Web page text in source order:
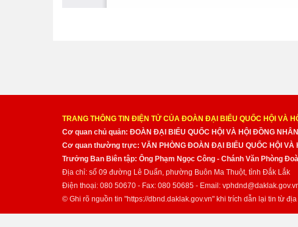
TRANG THÔNG TIN ĐIỆN TỬ CỦA ĐOÀN ĐẠI BIỂU QUỐC HỘI VÀ
Cơ quan chủ quản: ĐOÀN ĐẠI BIỂU QUỐC HỘI VÀ HỘI ĐỒNG
Cơ quan thường trực: VĂN PHÒNG ĐOÀN ĐẠI BIỂU QUỐC HỘI VÀ
Trưởng Ban Biên tập: Ông Phạm Ngọc Công - Chánh Văn Phòng
Địa chỉ: số 09 đường Lê Duẩn, phường Buôn Ma Thuột, tỉnh Đắk Lắk
Điện thoại: 080 50670 - Fax: 080 50685 - Email:
© Ghi rõ nguồn tin "https://dbnd.daklak.gov.vn" khi trích dẫn lại tin từ địa